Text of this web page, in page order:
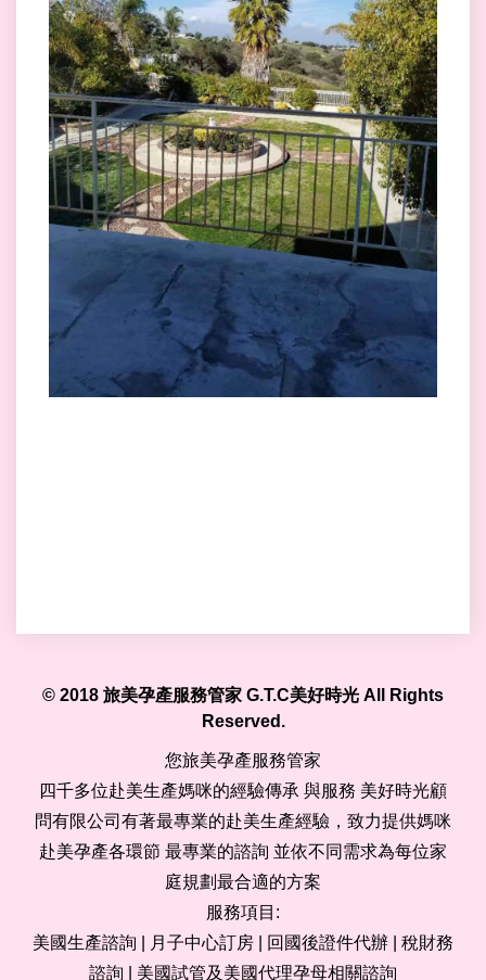
© 2018 旅美孕產服務管家 G.T.C美好時光 All Rights
Reserved.
您旅美孕產服務管家
四千多位赴美生產媽咪的經驗傳承 與服務 美好時光顧
問有限公司有著最專業的赴美生產經驗，致力提供媽咪
赴美孕產各環節 最專業的諮詢 並依不同需求為每位家
庭規劃最合適的方案
服務項目:
美國生產諮詢 | 月子中心訂房 | 回國後證件代辦 | 稅財務
諮詢 | 美國試管及美國代理孕母相關諮詢